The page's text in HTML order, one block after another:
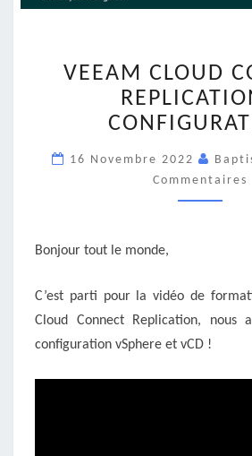
CLOUD
:
VEEAM CLOUD
16 Novembre 2022
Commentaires
Bonjour tout le monde,
C’est parti pour la vidéo de
Cloud Connect Replication, nous
configuration vSphere et vCD !